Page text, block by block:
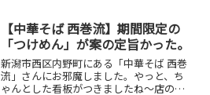
追加された気象予報用語です。最高気温
が40℃を超えた日に使用...
【中華そば 西巻流】期間限定の
「つけめん」が案の定旨かった。
新潟市西区内野町にある「中華そば 西巻
流」さんにお邪魔しました。やっと、ち
ゃんとした看板がつきましたね～店の前